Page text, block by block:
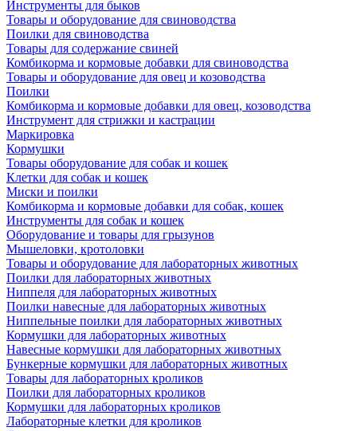
Инструменты для быков
Товары и оборудование для свиноводства
Поилки для свиноводства
Товары для содержание свиней
Комбикорма и кормовые добавки для свиноводства
Товары и оборудование для овец и козоводства
Поилки
Комбикорма и кормовые добавки для овец, козоводства
Инструмент для стрижки и кастрации
Маркировка
Кормушки
Товары оборудование для собак и кошек
Клетки для собак и кошек
Миски и поилки
Комбикорма и кормовые добавки для собак, кошек
Инструменты для собак и кошек
Оборудование и товары для грызунов
Мышеловки, кротоловки
Товары и оборудование для лабораторных животных
Поилки для лабораторных животных
Ниппеля для лабораторных животных
Поилки навесные для лабораторных животных
Ниппельные поилки для лабораторных животных
Кормушки для лабораторных животных
Навесные кормушки для лабораторных животных
Бункерные кормушки для лабораторных животных
Товары для лабораторных кроликов
Поилки для лабораторных кроликов
Кормушки для лабораторных кроликов
Лабораторные клетки для кроликов